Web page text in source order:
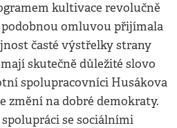
kultivace revolučně
omluvou přijímala
časté výstřelky strany
skutečně důležité slovo
spolupracovníci Husákova
změní na dobré demokraty.
se sociálními